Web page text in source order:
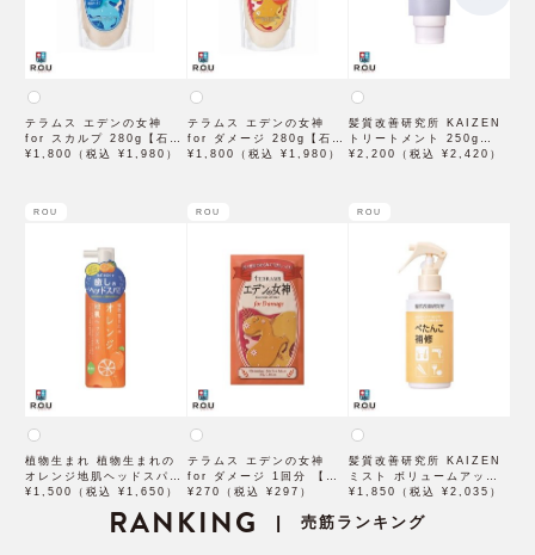
テラムス エデンの女神
for スカルプ 280g【石澤
研究所】
¥1,800（税込 ¥1,980）
テラムス エデンの女神
for ダメージ 280g【石澤
研究所】
¥1,800（税込 ¥1,980）
髪質改善研究所 KAIZEN
トリートメント 250g
【石澤研究所】
¥2,200（税込 ¥2,420）
ROU
植物生まれ 植物生まれの
オレンジ地肌ヘッドスパ
180mL 【石澤研究所】
¥1,500（税込 ¥1,650）
ROU
テラムス エデンの女神
for ダメージ 1回分 【石
澤研究所】
¥270（税込 ¥297）
ROU
髪質改善研究所 KAIZEN
ミスト ボリュームアップ
200mL 【石澤研究所】
¥1,850（税込 ¥2,035）
RANKING | 売筋ランキング